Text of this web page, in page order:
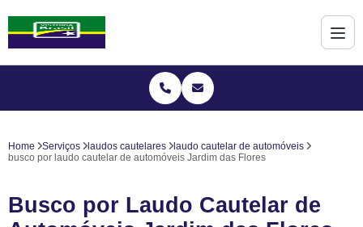
Home Serviços laudos cautelares
laudo cautelar de automóveis
busco por laudo cautelar de automóveis Jardim das Flores
Busco por Laudo Cautelar de